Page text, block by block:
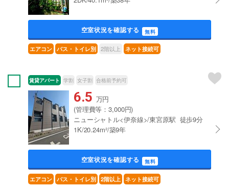
空室状況を確認する 無料
エアコン バス・トイレ別 2階以上 ネット接続可
賃貸アパート 学割 女子割 合格前予約可
6.5 万円
(管理費等：3,000円)
ニューシャトル<伊奈線>/東宮原駅 徒歩9分
1K/20.24m²/築9年
空室状況を確認する 無料
エアコン バス・トイレ別 2階以上 ネット接続可